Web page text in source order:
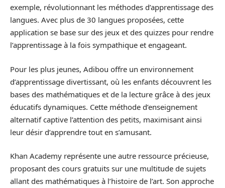
exemple, révolutionnant les méthodes d’apprentissage des
langues. Avec plus de 30 langues proposées, cette
application se base sur des jeux et des quizzes pour rendre
l’apprentissage à la fois sympathique et engageant.
Pour les plus jeunes, Adibou offre un environnement
d’apprentissage divertissant, où les enfants découvrent les
bases des mathématiques et de la lecture grâce à des jeux
éducatifs dynamiques. Cette méthode d’enseignement
alternatif captive l’attention des petits, maximisant ainsi
leur désir d’apprendre tout en s’amusant.
Khan Academy représente une autre ressource précieuse,
proposant des cours gratuits sur une multitude de sujets
allant des mathématiques à l’histoire de l’art. Son approche